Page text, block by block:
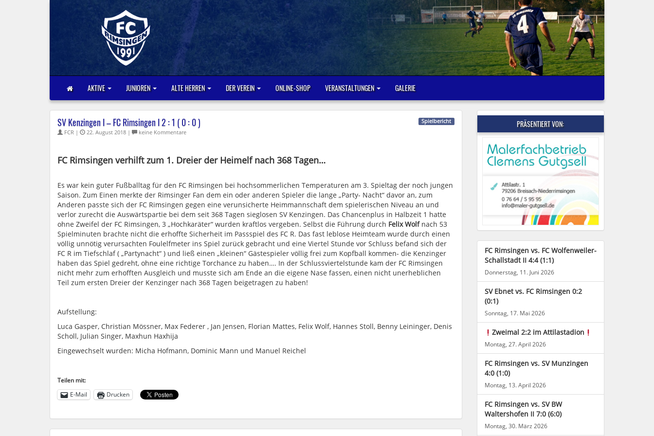
AKTIVE JUNIOREN ALTE HERREN DER VEREIN ONLINE-SHOP VERANSTALTUNGEN GALERIE
SV Kenzingen I – FC Rimsingen I 2 : 1 ( 0 : 0 ) Spielbericht
FCR | 22. August 2018 | keine Kommentare
FC Rimsingen verhilft zum 1. Dreier der Heimelf nach 368 Tagen…
Es war kein guter Fußballtag für den FC Rimsingen bei hochsommerlichen Temperaturen am 3. Spieltag der noch jungen
Saison. Zum Einen merkte der Rimsinger Fan dem ein oder anderen Spieler die lange „Party- Nacht“ davor an, zum
Anderen passte sich der FC Rimsingen gegen eine verunsicherte Heimmannschaft dem spielerischen Niveau an und
verlor zurecht die Auswärtspartie bei dem seit 368 Tagen sieglosen SV Kenzingen. Das Chancenplus in Halbzeit 1 hatte
ohne Zweifel der FC Rimsingen, 3 „Hochkaräter“ wurden kraftlos vergeben. Selbst die Führung durch Felix Wolfnach 53
Spielminuten brachte nicht die erhoffte Sicherheit im Passspiel des FC R. Das fast leblose Heimteam wurde durch einen
völlig unnötig verursachten Foulelfmeter ins Spiel zurück gebracht und eine Viertel Stunde vor Schluss befand sich der
FC R im Tiefschlaf ( „Partynacht“ ) und ließ einen „kleinen“ Gästespieler völlig frei zum Kopfball kommen- die Kenzinger
haben das Spiel gedreht, ohne eine richtige Torchance zu haben…. In der Schlussviertelstunde kam der FC Rimsingen
nicht mehr zum erhofften Ausgleich und musste sich am Ende an die eigene Nase fassen, einen nicht unerheblichen
Teil zum ersten Dreier der Kenzinger nach 368 Tagen beigetragen zu haben!
Aufstellung:
Luca Gasper, Christian Mössner, Max Federer , Jan Jensen, Florian Mattes, Felix Wolf, Hannes Stoll, Benny Leininger, Denis
Scholl, Julian Singer, Maxhun Haxhija
Eingewechselt wurden: Micha Hofmann, Dominic Mann und Manuel Reichel
Teilen mit:
E-Mail
Drucken
PRÄSENTIERT VON:
FC Rimsingen vs. FC Wolfenweiler-
Schallstadt II 4:4 (1:1)
Donnerstag, 11. Juni 2026
SV Ebnet vs. FC Rimsingen 0:2
(0:1)
Sonntag, 17. Mai 2026
Zweimal 2:2 im Attilastadion
Montag, 27. April 2026
FC Rimsingen vs. SV Munzingen
4:0 (1:0)
Montag, 13. April 2026
FC Rimsingen vs. SV BW
Waltershofen II 7:0 (6:0)
Montag, 30. März 2026